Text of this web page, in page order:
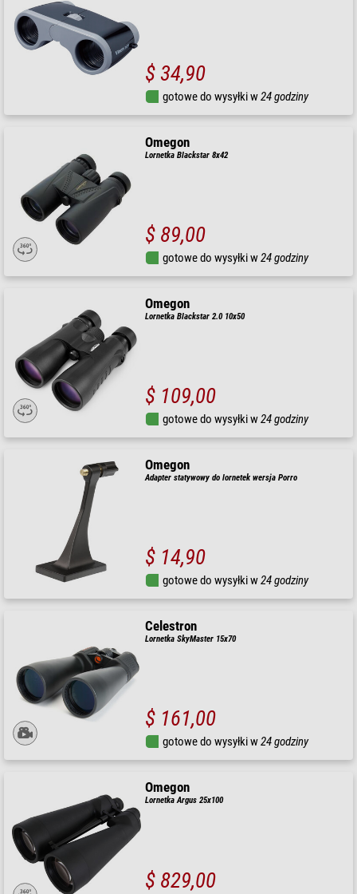
$ 34,90
gotowe do wysyłki w24 godziny
Omegon
Lornetka Blackstar 8x42
$ 89,00
gotowe do wysyłki w24 godziny
Omegon
Lornetka Blackstar 2.0 10x50
$ 109,00
gotowe do wysyłki w24 godziny
Omegon
Adapter statywowy do lornetek wersja Porro
$ 14,90
gotowe do wysyłki w24 godziny
Celestron
Lornetka SkyMaster 15x70
$ 161,00
gotowe do wysyłki w24 godziny
Omegon
Lornetka Argus 25x100
$ 829,00